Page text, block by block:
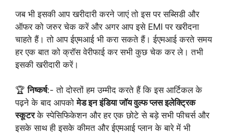
जब भी इसकी आप खरीदारी करने जाएं तो इस पर सब्सिडी और
ऑफर को जरुर चेक करें और अगर आप इसे EMI पर खरीदना
चाहते हैं। तो आप ईएमआई भी करा सकते हैं। ईएमआई करते समय
हर एक बात को क्रॉस वेरीफाई कर सभी कुछ चेक कर ले। तभी
इसकी खरीदारी करें।
🏆निष्कर्ष:- तो दोस्तों हम उम्मीद करते हैं कि इस आर्टिकल के
पढ़ने के बाद आपकोमेड इन इंडिया जॉय वुल्फ प्लस इलेक्ट्रिक
स्कूटरके स्पेसिफिकेशन और हर एक छोटे से बड़े सभी फीचर्स और
इसके साथ ही इसके कीमत और ईएमआई प्लान के बारे में भी